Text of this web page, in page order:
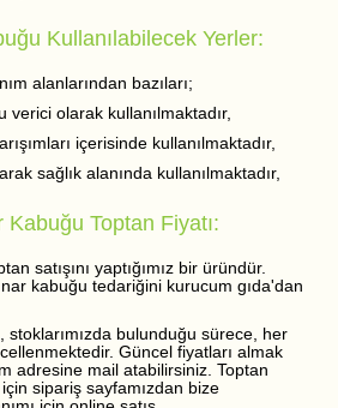
Kullanılabilecek Yerler:
alanlarından bazıları;
olarak kullanılmaktadır,
içerisinde kullanılmaktadır,
sağlık alanında kullanılmaktadır,
Kabuğu Toptan Fiyatı:
satışını yaptığımız bir üründür.
kabuğu tedariğini kurucum gıda'dan
stoklarımızda bulunduğu sürece, her
Güncel fiyatları almak
adresine mail atabilirsiniz. Toptan
sipariş sayfamızdan bize